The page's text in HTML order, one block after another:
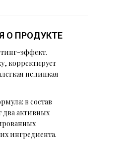
О ПРОДУКТЕ
эффект.
корректирует
нелипкая
в состав
два активных
ингредиента.